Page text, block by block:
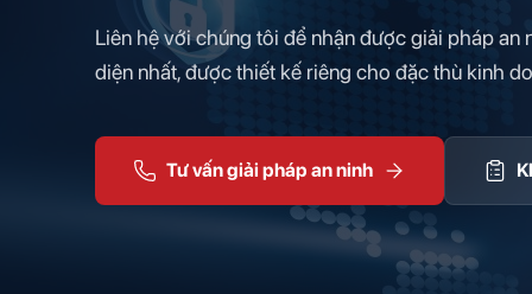
Liên hệ với chúng tôi để nhận được giải pháp an
diện nhất, được thiết kế riêng cho đặc thù kinh
Tư vấn giải pháp an ninh